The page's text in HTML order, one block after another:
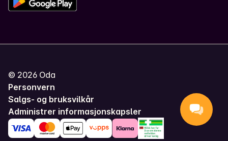
© 2026 Oda
Personvern
Salgs- og bruksvilkår
Administrer informasjonskapsler